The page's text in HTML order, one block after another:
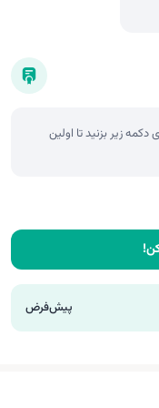
زیر بزنید تا اولین
پیش‌فرض